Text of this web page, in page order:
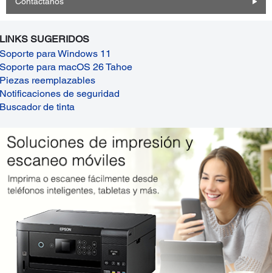
LINKS SUGERIDOS
Soporte para Windows 11
Soporte para macOS 26 Tahoe
Piezas reemplazables
Notificaciones de seguridad
Buscador de tinta